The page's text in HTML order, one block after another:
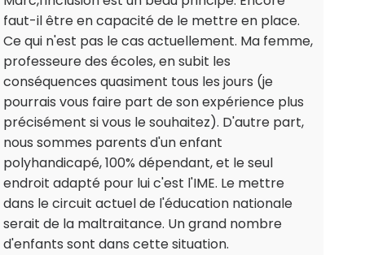
faut-il être en capacité de le mettre en place.
Ce qui n'est pas le cas actuellement. Ma femme,
professeure des écoles, en subit les
conséquences quasiment tous les jours (je
pourrais vous faire part de son expérience plus
précisément si vous le souhaitez). D'autre part,
nous sommes parents d'un enfant
polyhandicapé, 100% dépendant, et le seul
endroit adapté pour lui c'est l'IME. Le mettre
dans le circuit actuel de l'éducation nationale
serait de la maltraitance. Un grand nombre
d'enfants sont dans cette situation.